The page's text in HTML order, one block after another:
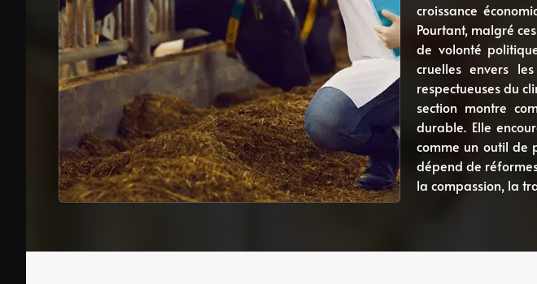
croissance
Pourtant, malgré
de volonté
cruelles envers
respectueuses du
section montre
durable. Elle
comme un outil de
dépend de
la compassion, la